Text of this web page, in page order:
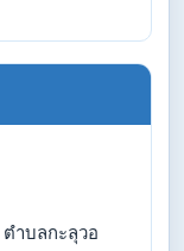
ตำบลกะลุวอ